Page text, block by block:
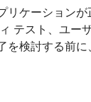
リケーション
テスト、ユー
検討する前に